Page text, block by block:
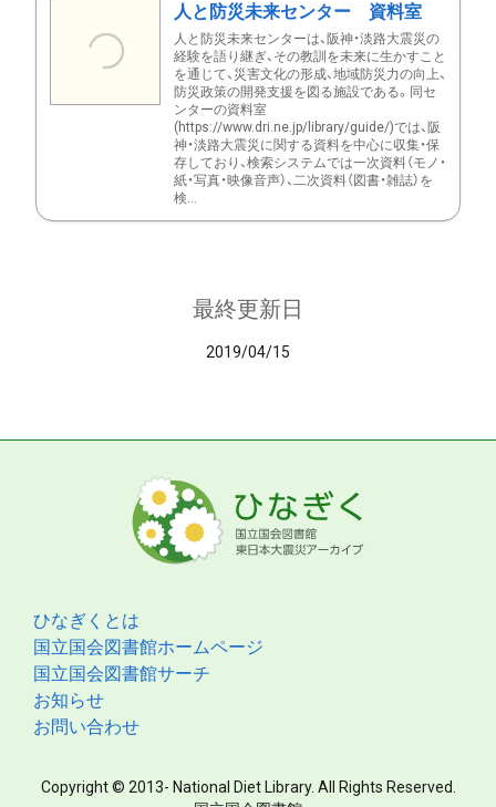
人と防災未来センター 資料室
人と防災未来センターは、阪神・淡路大震災の
経験を語り継ぎ、その教訓を未来に生かすこと
を通じて、災害文化の形成、地域防災力の向上、
防災政策の開発支援を図る施設である。同セ
ンターの資料室
(https://www.dri.ne.jp/library/guide/)では、阪
神・淡路大震災に関する資料を中心に収集・保
存しており、検索システムでは一次資料（モノ・
紙・写真・映像音声）、二次資料（図書・雑誌）を
検...
最終更新日
2019/04/15
ひなぎくとは
国立国会図書館ホームページ
国立国会図書館サーチ
お知らせ
お問い合わせ
Copyright © 2013- National Diet Library. All Rights Reserved.